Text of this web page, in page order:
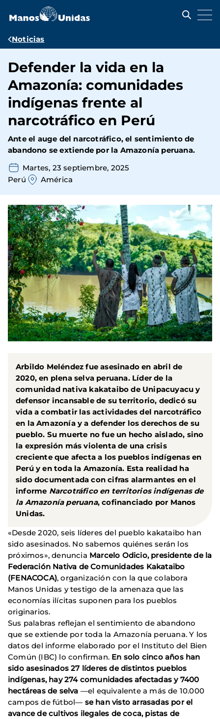
contenido
Ruta
navegación
Noticias
Defender la vida en la
Amazonía: comunidades
indígenas frente al
narcotráfico en Perú
Ante el auge del narcotráfico, el sentimiento de
abandono se extiende por la Amazonía peruana.
Martes, 23 septiembre, 2025
Perú
América
Arbildo Meléndez fue asesinado en abril de
2020, en plena selva peruana. Líder de la
comunidad nativa kakataibo de Unipacuyacu y
defensor incansable de su territorio, dedicó su
vida a combatir las actividades del narcotráfico
en la Amazoníay a defender los derechos de su
pueblo. Su muerte no fue un hecho aislado, sino
la expresión más violenta de una crisis
creciente que afecta a los pueblos indígenas en
Perú y en toda la Amazonía. Esta realidad ha
sido documentada con cifras alarmantes en el
informe Narcotráfico en territorios indígenas de
la Amazonía peruana, cofinanciado por Manos
Unidas.
«Desde 2020, seis líderes del pueblo kakataibo han
sido asesinados. No sabemos quiénes serán los
próximos», denuncia Marcelo Odicio, presidente de la
Federación Nativa de Comunidades Kakataibo
(FENACOCA), organización con la que colabora
Manos Unidas y testigo de la amenaza que las
economías ilícitas suponen para los pueblos
originarios.
Sus palabras reflejan el sentimiento de abandono
que se extiende por toda la Amazonía peruana. Y los
datos del informe elaborado por el Instituto del Bien
Común (IBC) lo confirman. En solo cinco años han
sido asesinados 27 líderes de distintos pueblos
indígenas, hay 274 comunidades afectadas y 7400
hectáreas de selva —el equivalente a más de 10.000
campos de fútbol— se han visto arrasadas por el
avance de cultivos ilegales de coca, pistas de